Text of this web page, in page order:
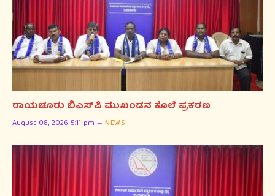
ರಾಯಚೂರು ಬಿಎಸ್‌ಪಿ ಮುಖಂಡನ ಕೊಲೆ ಪ್ರಕರಣ
August 08, 2026 5:11 pm NEWS